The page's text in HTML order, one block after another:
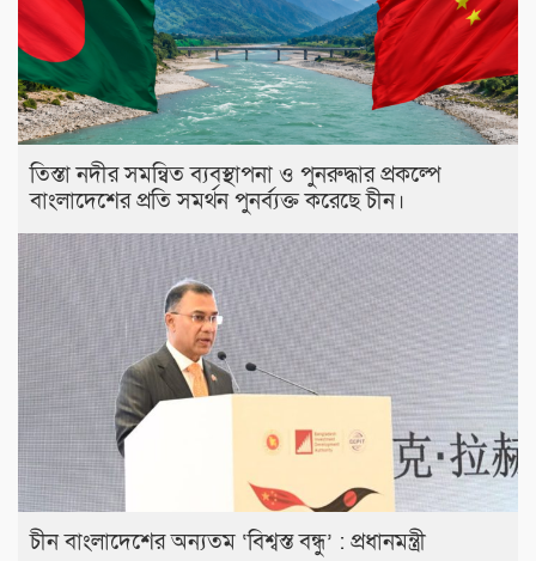
তিস্তা নদীর সমন্বিত ব্যবস্থাপনা ও পুনরুদ্ধার প্রকল্পে
বাংলাদেশের প্রতি সমর্থন পুনর্ব্যক্ত করেছে চীন।
চীন বাংলাদেশের অন্যতম ‘বিশ্বস্ত বন্ধু’ : প্রধানমন্ত্রী